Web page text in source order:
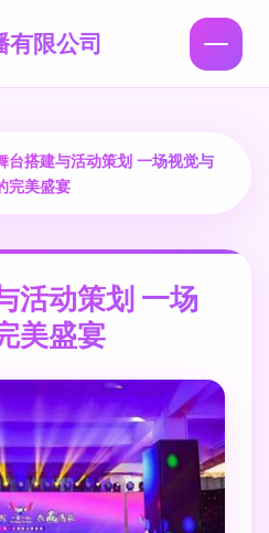
限公司
台搭建与活动策划 一场视觉与
完美盛宴
活动策划 一场
美盛宴